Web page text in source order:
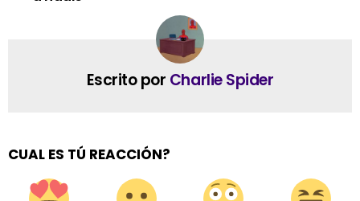
Escrito por Charlie Spider
CUAL ES TÚ REACCIÓN?